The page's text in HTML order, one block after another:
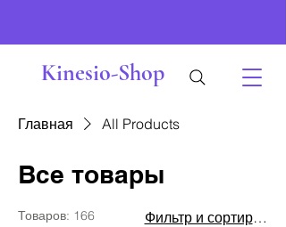
Kinesio-Shop
Главная All Products
Все товары
Товаров: 166 Фильтр и сортировка